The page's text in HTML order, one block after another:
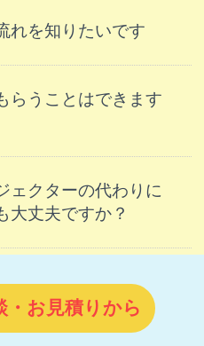
れを知りたいです
らうことはできます
ェクターの代わりに
大丈夫ですか？
お見積りから